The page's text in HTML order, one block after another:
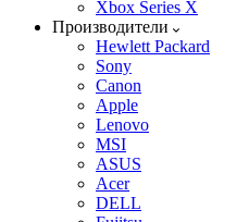
Xbox Series X
Производители
Hewlett Packard
Sony
Canon
Apple
Lenovo
MSI
ASUS
Acer
DELL